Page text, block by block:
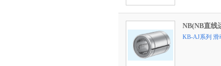
NB(NB直线
KB-AJ系列 滑